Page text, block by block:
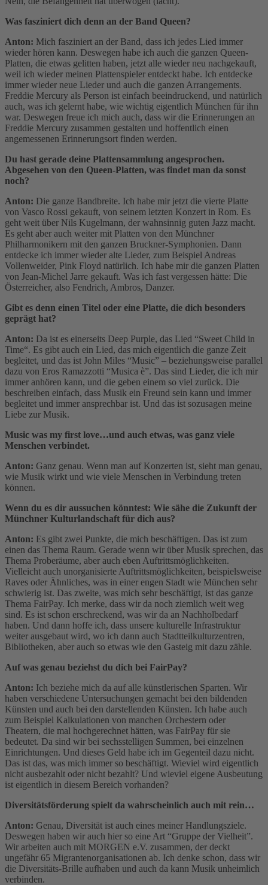
Was fasziniert dich denn an der Band Queen?
Anton: Mich fasziniert an der Band, dass ich jedes Lied immer
wieder hören kann. Deswegen habe ich auch die ganzen Queen-
Platten, die etwas gelitten haben, jetzt alle wieder neu nachgekauft,
weil ich wieder meinen Plattenspieler entdeckt habe. Ich entdecke
immer wieder neue Lieder und auch die ganzen Arrangements.
Freddie Mercury als Person ist einfach beeindruckend, und natürlich
auch, was ich gelernt habe, wie wichtig eigentlich München für ihn
war. Deswegen freue ich mich auch, dass wir die Erinnerungen an
Freddie Mercury zusammen gestalten und hoffentlich einen
angemessenen Erinnerungsort finden werden.
Du hast gerade deine Plattensammlung angesprochen.
Abgesehen von den Queen-Platten, was findet man da sonst
noch?
Anton: Die ganze Bandbreite. Ich habe mir jetzt die vierte Platte
von Vasco Rossi gekauft, von seinem letzten Konzert in Rom. Es
geht weit über Nils Kugelmann, der wahnsinnig guten Jazz macht.
Es geht aber auch weiter mit Platten von den Münchner
Philharmonikern mit den ganzen Bruckner-Symphonien. Dann
entdecke ich immer wieder alte Lieder, zum Beispiel Andreas
Vollenweider, Pink Floyd natürlich. Ich habe mir die ganzen Platten
von Jean-Michel Jarre gekauft. Was ich fast vergessen hätte: Die
Österreicher, also Fendrich, Ambros, Danzer.
Gibt es denn einen Titel oder eine Platte, die dich besonders
geprägt hat?
Anton: Da ist es einerseits Deep Purple, das Lied “Sweet Child in
Time“. Es gibt auch ein Lied, das mich eigentlich die ganze Zeit
begleitet, und das ist John Miles “Music” – beziehungsweise parallel
dazu von Eros Ramazzotti “Musica è”. Das sind Lieder, die ich mir
immer anhören kann, und die geben einem so viel zurück. Die
beschreiben einfach, dass Musik ein Freund sein kann und immer
begleitet und immer ansprechbar ist. Und das ist sozusagen meine
Liebe zur Musik.
Music was my first love…und auch etwas, was ganz viele
Menschen verbindet.
Anton: Ganz genau. Wenn man auf Konzerten ist, sieht man genau,
wie Musik wirkt und wie viele Menschen in Verbindung treten
können.
Wenn du es dir aussuchen könntest: Wie sähe die Zukunft der
Münchner Kulturlandschaft für dich aus?
Anton: Es gibt zwei Punkte, die mich beschäftigen. Das ist zum
einen das Thema Raum. Gerade wenn wir über Musik sprechen, das
Thema Proberäume, aber auch eben Auftrittsmöglichkeiten.
Vielleicht auch unorganisierte Auftrittsmöglichkeiten, beispielsweise
Raves oder Ähnliches, was in einer engen Stadt wie München sehr
schwierig ist. Das zweite, was mich sehr beschäftigt, ist das ganze
Thema FairPay. Ich merke, dass wir da noch ziemlich weit weg
sind. Es ist schon erschreckend, was wir da an Nachholbedarf
haben. Und dann hoffe ich, dass unsere kulturelle Infrastruktur
weiter ausgebaut wird, wo ich dann auch Stadtteilkulturzentren,
Bibliotheken, aber auch so etwas wie den Gasteig mit dazu zähle.
Auf was genau beziehst du dich bei FairPay?
Anton: Ich beziehe mich da auf alle künstlerischen Sparten. Wir
haben verschiedene Untersuchungen gemacht bei den bildenden
Künsten und auch bei den darstellenden Künsten. Ich habe auch
zum Beispiel Kalkulationen von manchen Orchestern oder
Theatern, die mal hochgerechnet hätten, was FairPay für sie
bedeutet. Da sind wir bei sechsstelligen Summen, bei einzelnen
Einrichtungen. Und dieses Geld habe ich im Gegenteil dazu nicht.
Das ist das, was mich immer so beschäftigt. Wieviel wird eigentlich
nicht ausbezahlt oder nicht bezahlt? Und wieviel eigene Ausbeutung
ist eigentlich in diesem Bereich vorhanden?
Diversitätsförderung spielt da wahrscheinlich auch mit rein…
Anton: Genau, Diversität ist auch eines meiner Handlungsziele.
Deswegen haben wir auch hier so eine Art “Gruppe der Vielheit”.
Wir arbeiten auch mit MORGEN e.V. zusammen, der deckt
ungefähr 65 Migrantenorganisationen ab. Ich denke schon, dass wir
die Diversitäts-Brille aufhaben und auch da kann Musik unheimlich
verbinden.